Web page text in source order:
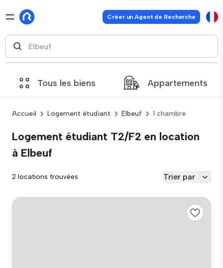
Créer un Agent de Recherche
Tous les biens Appartements
Accueil Logement étudiant Elbeuf 1 chambre
Logement étudiant T2/F2 en location
à Elbeuf
2 locations trouvées Trier par